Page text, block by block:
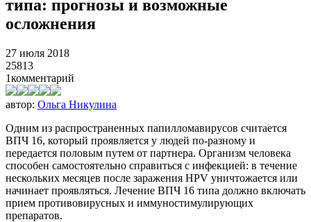
типа: прогнозы и возможные
осложнения
27 июля 2018
25813
1комментарий
автор: Ольга Никулина
Одним из распространенных папилломавирусов считается
ВПЧ 16, который проявляется у людей по-разному и
передается половым путем от партнера. Организм человека
способен самостоятельно справиться с инфекцией: в течение
нескольких месяцев после заражения HPV уничтожается или
начинает проявляться. Лечение ВПЧ 16 типа должно включать
прием противовирусных и иммуностимулирующих
препаратов.